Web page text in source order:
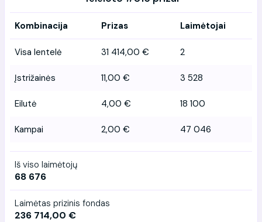
Kombinacija Prizas Laimėtojai
Visa lentelė 31 414,00 € 2
Įstrižainės 11,00 € 3 528
Eilutė 4,00 € 18 100
Kampai 2,00 € 47 046
Iš viso laimėtojų
68 676
Laimėtas prizinis fondas
236 714,00 €